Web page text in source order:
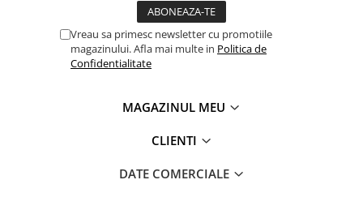
Vreau sa primesc newsletter cu promotiile
magazinului. Afla mai multe in Politica de
Confidentialitate
MAGAZINUL MEU
CLIENTI
DATE COMERCIALE